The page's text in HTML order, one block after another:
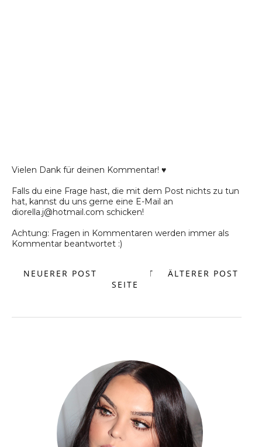
Vielen Dank für deinen Kommentar! ♥
Falls du eine Frage hast, die mit dem Post nichts zu tun
hat, kannst du uns gerne eine E-Mail an
diorella.j@hotmail.com schicken!
Achtung: Fragen in Kommentaren werden immer als
Kommentar beantwortet :)
NEUERER POST ÄLTERER POST
START
SEITE